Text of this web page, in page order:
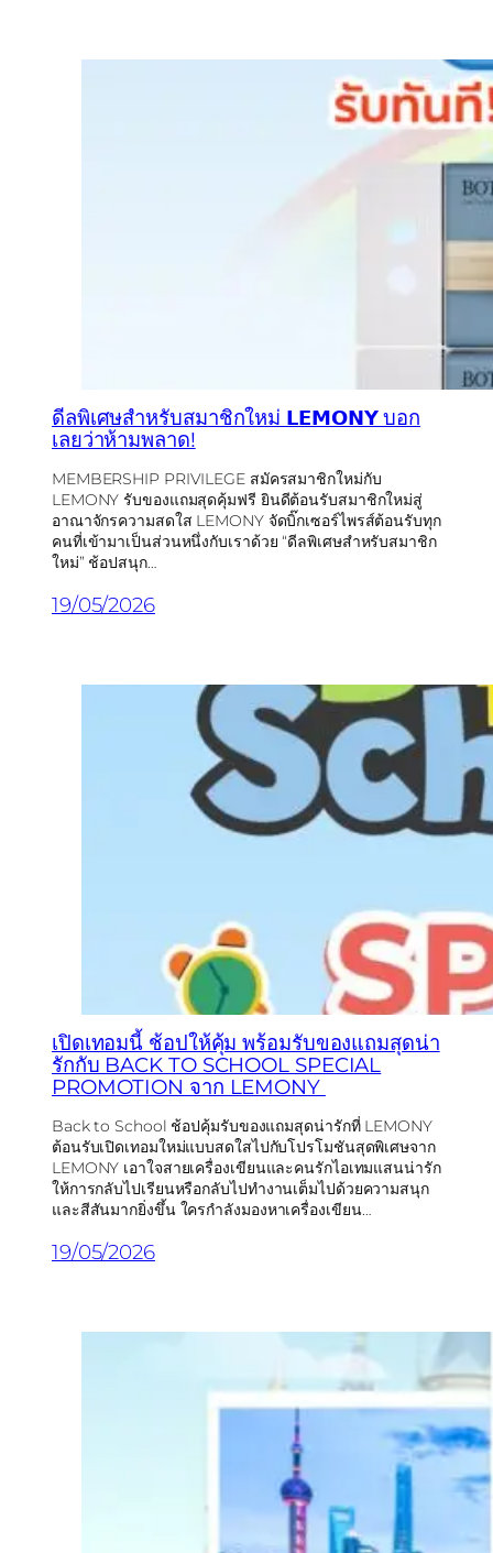
ดีลพิเศษสำหรับสมาชิกใหม่ 𝗟𝗘𝗠𝗢𝗡𝗬 บอก
เลยว่าห้ามพลาด!
MEMBERSHIP PRIVILEGE สมัครสมาชิกใหม่กับ
LEMONY รับของแถมสุดคุ้มฟรี ยินดีต้อนรับสมาชิกใหม่สู่
อาณาจักรความสดใส LEMONY จัดบิ๊กเซอร์ไพรส์ต้อนรับทุก
คนที่เข้ามาเป็นส่วนหนึ่งกับเราด้วย “ดีลพิเศษสำหรับสมาชิก
ใหม่” ช้อปสนุก…
19/05/2026
เปิดเทอมนี้ ช้อปให้คุ้ม พร้อมรับของแถมสุดน่า
รักกับ BACK TO SCHOOL SPECIAL
PROMOTION จาก LEMONY
Back to School ช้อปคุ้มรับของแถมสุดน่ารักที่ LEMONY
ต้อนรับเปิดเทอมใหม่แบบสดใสไปกับโปรโมชันสุดพิเศษจาก
LEMONY เอาใจสายเครื่องเขียนและคนรักไอเทมแสนน่ารัก
ให้การกลับไปเรียนหรือกลับไปทำงานเต็มไปด้วยความสนุก
และสีสันมากยิ่งขึ้น ใครกำลังมองหาเครื่องเขียน…
19/05/2026